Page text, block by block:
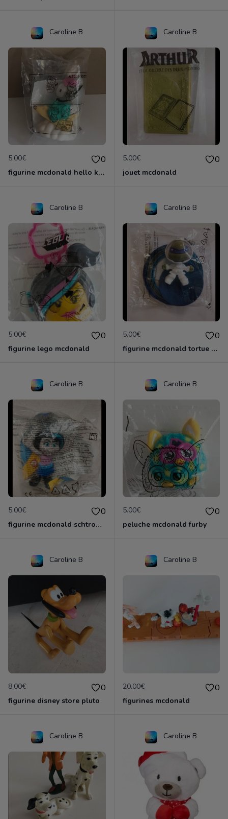
Caroline B
5.00€ 0
figurine mcdonald hello kitty
Caroline B
5.00€ 0
jouet mcdonald
Caroline B
5.00€ 0
figurine lego mcdonald
Caroline B
5.00€ 0
figurine mcdonald tortue ninja
Caroline B
5.00€ 0
figurine mcdonald schtroumpf
Caroline B
5.00€ 0
peluche mcdonald furby
Caroline B
8.00€ 0
figurine disney store pluto
Caroline B
20.00€ 0
figurines mcdonald
Caroline B Caroline B